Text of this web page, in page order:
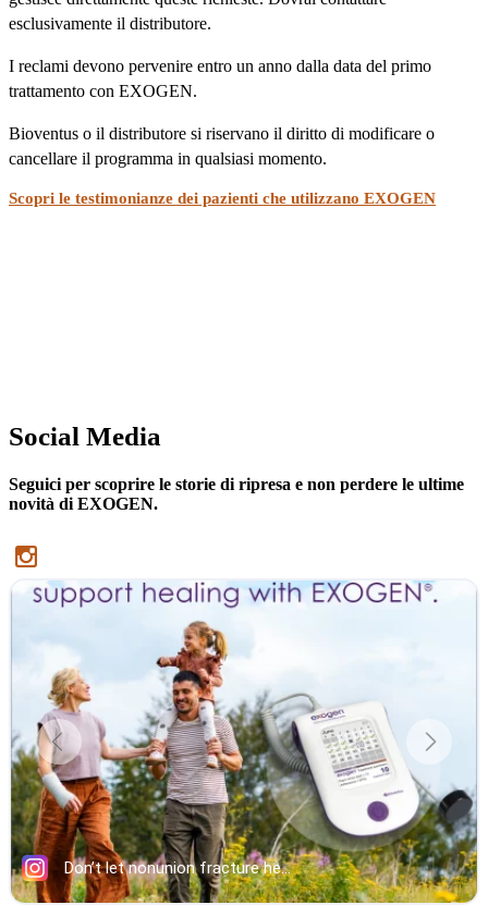
esclusivamente il distributore.
I reclami devono pervenire entro un anno dalla data del primo
trattamento con EXOGEN.
Bioventus o il distributore si riservano il diritto di modificare o
cancellare il programma in qualsiasi momento.
Scopri le testimonianze dei pazienti che utilizzano EXOGEN
Social Media
Seguici per scoprire le storie di ripresa e non perdere le ultime
novità di EXOGEN.